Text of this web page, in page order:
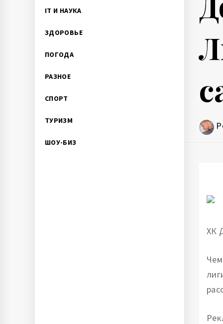
IT И НАУКА
ЗДОРОВЬЕ
ПОГОДА
РАЗНОЕ
СПОРТ
ТУРИЗМ
ШОУ-БИЗ
ХК